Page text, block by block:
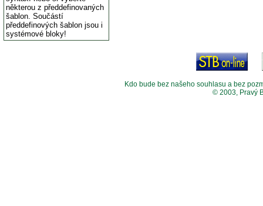
některou z předdefinovaných
šablon. Součástí
předdefinových šablon jsou i
systémové bloky!
Kdo bude bez našeho souhlasu a bez
© 2003, Pravý